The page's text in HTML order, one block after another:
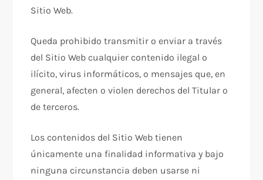
Sitio Web.
Queda prohibido transmitir o enviar a través
del Sitio Web cualquier contenido ilegal o
ilícito, virus informáticos, o mensajes que, en
general, afecten o violen derechos del Titular o
de terceros.
Los contenidos del Sitio Web tienen
únicamente una finalidad informativa y bajo
ninguna circunstancia deben usarse ni